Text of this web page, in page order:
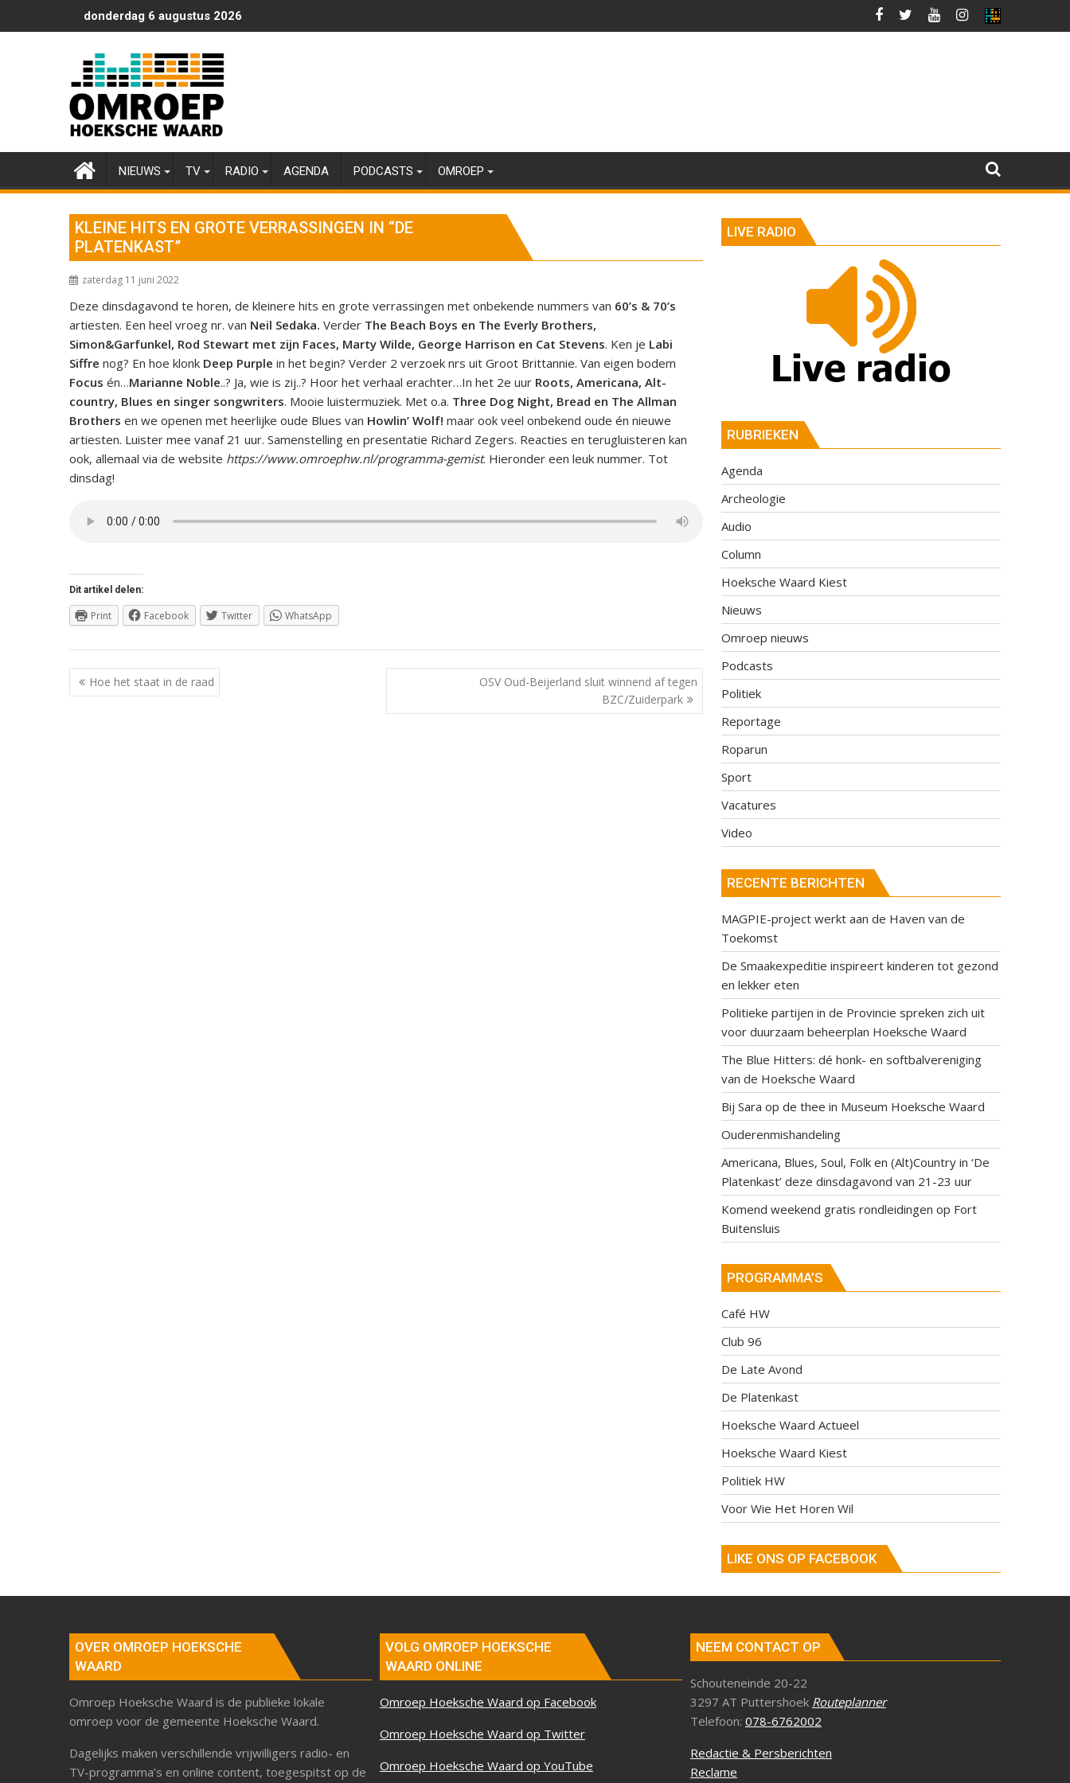
naar
donderdag 6 augustus 2026
NIEUWS TV RADIO AGENDA PODCASTS OMROEP
KLEINE HITS EN GROTE VERRASSINGEN IN “DE
PLATENKAST”
zaterdag 11 juni 2022
Deze dinsdagavond te horen, de kleinere hits en grote verrassingen met onbekende nummers van 60’s & 70’s
artiesten. Een heel vroeg nr. van Neil Sedaka. Verder The Beach Boys en The Everly Brothers,
Simon&Garfunkel, Rod Stewart met zijn Faces, Marty Wilde, George Harrison en Cat Stevens. Ken je Labi
Siffre nog? En hoe klonk Deep Purple in het begin? Verder 2 verzoek nrs uit Groot Brittannie. Van eigen bodem
Focus én…Marianne Noble..? Ja, wie is zij..? Hoor het verhaal erachter…In het 2e uur Roots, Americana, Alt-
country, Blues en singer songwriters. Mooie luistermuziek. Met o.a. Three Dog Night, Bread en The Allman
Brothers en we openen met heerlijke oude Blues van Howlin’ Wolf! maar ook veel onbekend oude én nieuwe
artiesten. Luister mee vanaf 21 uur. Samenstelling en presentatie Richard Zegers. Reacties en terugluisteren kan
ook, allemaal via de website https://www.omroephw.nl/programma-gemist. Hieronder een leuk nummer. Tot
dinsdag!
Dit artikel delen:
Print Facebook Twitter WhatsApp
Berichtnavigatie
Hoe het staat in de raad
OSV Oud-Beijerland sluit winnend af tegen
BZC/Zuiderpark
LIVE RADIO
RUBRIEKEN
Agenda
Archeologie
Audio
Column
Hoeksche Waard Kiest
Nieuws
Omroep nieuws
Podcasts
Politiek
Reportage
Roparun
Sport
Vacatures
Video
RECENTE BERICHTEN
MAGPIE-project werkt aan de Haven van de
Toekomst
De Smaakexpeditie inspireert kinderen tot gezond
en lekker eten
Politieke partijen in de Provincie spreken zich uit
voor duurzaam beheerplan Hoeksche Waard
The Blue Hitters: dé honk- en softbalvereniging
van de Hoeksche Waard
Bij Sara op de thee in Museum Hoeksche Waard
Ouderenmishandeling
Americana, Blues, Soul, Folk en (Alt)Country in ‘De
Platenkast’ deze dinsdagavond van 21-23 uur
Komend weekend gratis rondleidingen op Fort
Buitensluis
PROGRAMMA’S
Café HW
Club 96
De Late Avond
De Platenkast
Hoeksche Waard Actueel
Hoeksche Waard Kiest
Politiek HW
Voor Wie Het Horen Wil
LIKE ONS OP FACEBOOK
OVER OMROEP HOEKSCHE
WAARD
Omroep Hoeksche Waard is de publieke lokale
omroep voor de gemeente Hoeksche Waard.
Dagelijks maken verschillende vrijwilligers radio- en
TV-programma’s en online content, toegespitst op de
VOLG OMROEP HOEKSCHE
WAARD ONLINE
Omroep Hoeksche Waard op Facebook
Omroep Hoeksche Waard op Twitter
Omroep Hoeksche Waard op YouTube
NEEM CONTACT OP
Schouteneinde 20-22
3297 AT Puttershoek Routeplanner
Telefoon: 078-6762002
Redactie & Persberichten
Reclame